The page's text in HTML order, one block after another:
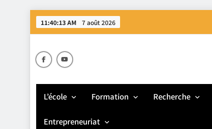
Skip
to 11:40:14 AM 7 août 2026
L’école Formation Recherche
Entrepreneuriat